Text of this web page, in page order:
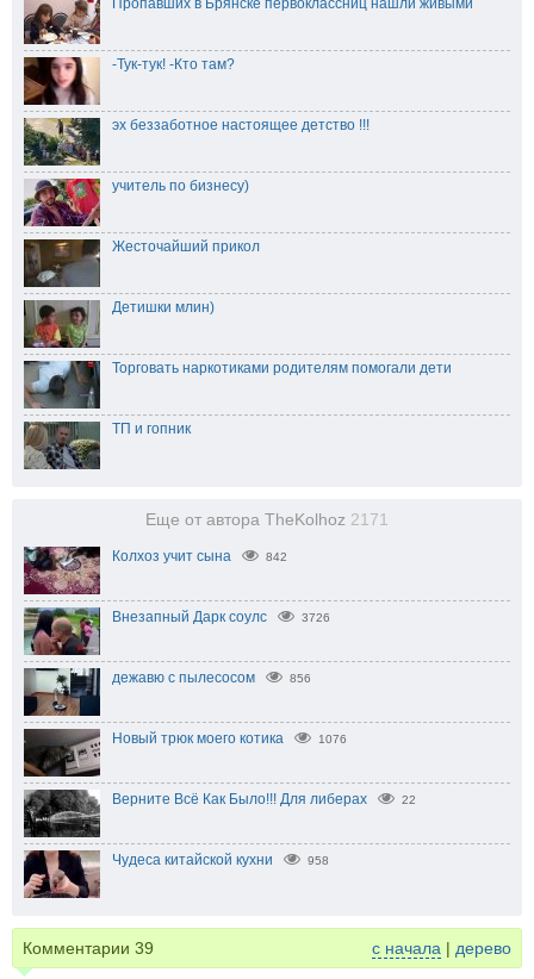
-Тук-тук! -Кто там?
эх беззаботное настоящее детство !!!
учитель по бизнесу)
Жесточайший прикол
Детишки млин)
Торговать наркотиками родителям помогали дети
ТП и гопник
Еще от автора TheKolhoz 2171
Колхоз учит сына 842
Внезапный Дарк соулс 3726
дежавю с пылесосом 856
Новый трюк моего котика 1076
Верните Всё Как Было!!! Для либерах 22
Чудеса китайской кухни 958
Комментарии 39 с начала | дерево